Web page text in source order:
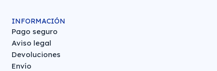
INFORMACIÓN
Pago seguro
Aviso legal
Devoluciones
Envío